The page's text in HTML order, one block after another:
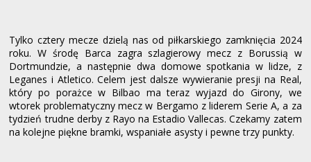
Tylko cztery mecze dzielą nas od piłkarskiego zamknięcia 2024
roku. W środę Barca zagra szlagierowy mecz z Borussią w
Dortmundzie, a następnie dwa domowe spotkania w lidze, z
Leganes i Atletico. Celem jest dalsze wywieranie presji na Real,
który po porażce w Bilbao ma teraz wyjazd do Girony, we
wtorek problematyczny mecz w Bergamo z liderem Serie A, a za
tydzień trudne derby z Rayo na Estadio Vallecas. Czekamy zatem
na kolejne piękne bramki, wspaniałe asysty i pewne trzy punkty.